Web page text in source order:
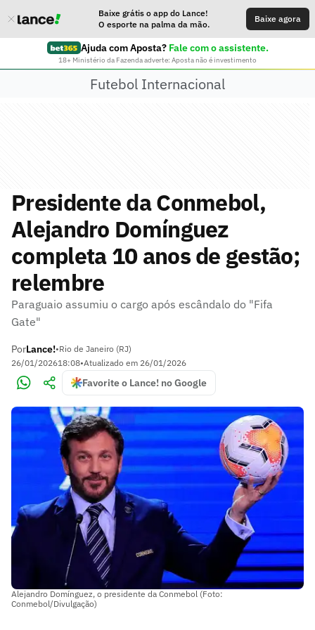
Baixe grátis o app do Lance!
O esporte na palma da mão.
Baixe agora
Ajuda com Aposta? Fale com o assistente.
18+ Ministério da Fazenda adverte: Aposta não é investimento
Futebol Internacional
Presidente da Conmebol,
Alejandro Domínguez
completa 10 anos de gestão;
relembre
Paraguaio assumiu o cargo após escândalo do "Fifa
Gate"
PorLance!•Rio de Janeiro (RJ)
26/01/202618:08•Atualizado em 26/01/2026
Favorite o Lance! no Google
Alejandro Domínguez, o presidente da Conmebol (Foto:
Conmebol/Divulgação)